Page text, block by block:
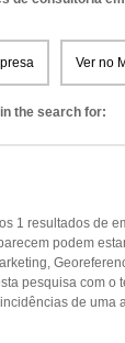
Ver no
the search for:
1 resultados de
podem
pesquisa com o
de uma